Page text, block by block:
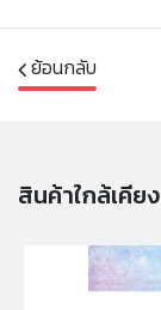
ย้อนกลับ
สินค้าใกล้เคียง